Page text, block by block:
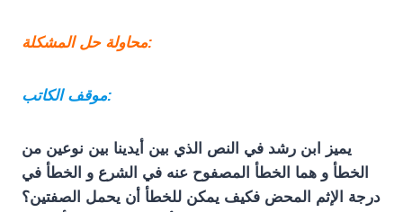
محاولة حل المشكلة:
موقف الكاتب:
يميز ابن رشد في النص الذي بين أيدينا بين نوعين من
الخطأ و هما الخطأ المصفوح عنه في الشرع و الخطأ في
درجة الإثم المحض فكيف يمكن للخطأ أن يحمل الصفتين؟